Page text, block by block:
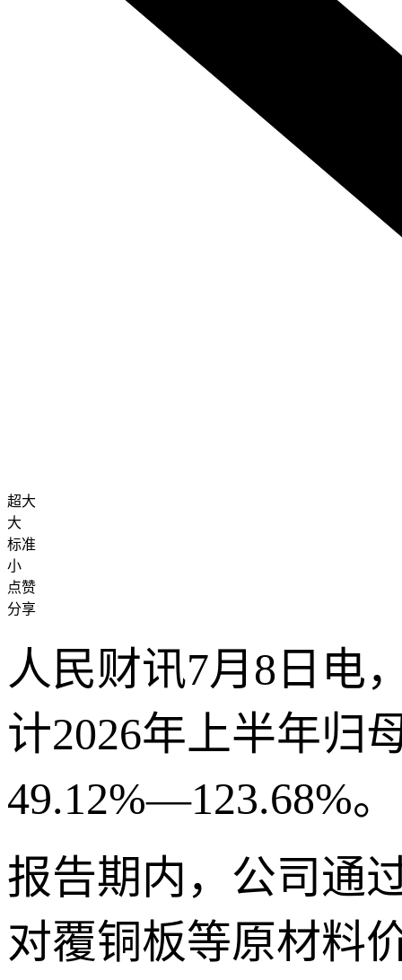
超大
大
标准
小
点赞
分享
人民财讯7月8日电
计2026年上半年归
49.12%—123.68%。
报告期内，公司通
对覆铜板等原材料